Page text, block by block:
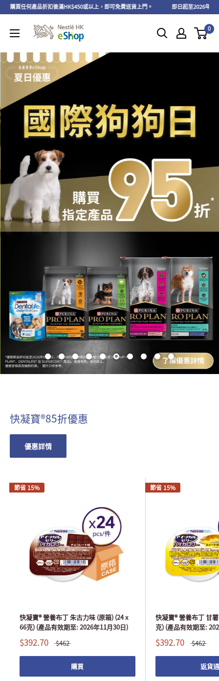
何產品折扣後滿HK$450或以上，即可免費送貨上門。 即日起至2026年8月31日
0
快凝寶®85折優惠
優惠詳情
節省 15%
快凝寶® 營養布丁 朱古力味 (原箱) (24 x
66克) (產品有效期至: 2026年11月30日)
$392.70 $462
購買
節省 15%
快凝寶® 營養布丁 甘
克) (產品有效期至:
$392.70 $462
返貨